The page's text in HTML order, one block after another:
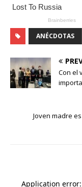
ANÉCDOTAS
Con el
Joven madre